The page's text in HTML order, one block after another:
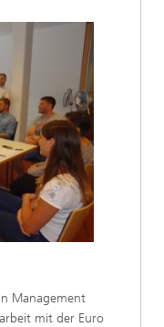
Management
mit der Euro